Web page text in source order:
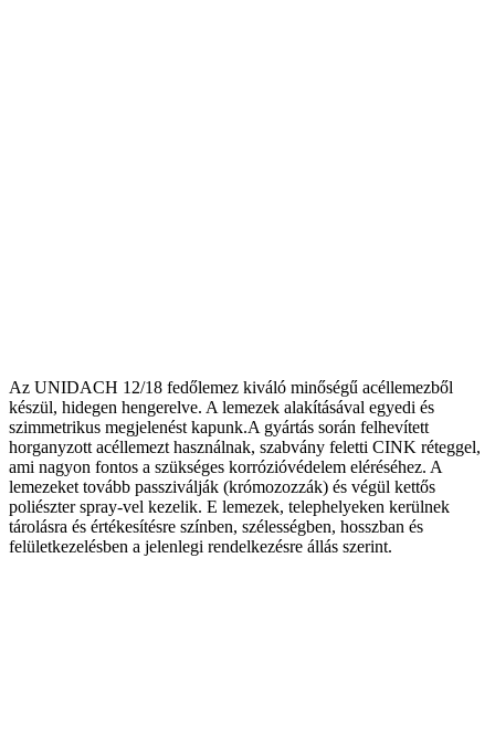
Az UNIDACH 12/18 fedőlemez kiváló minőségű acéllemezből
készül, hidegen hengerelve. A lemezek alakításával egyedi és
szimmetrikus megjelenést kapunk.A gyártás során felhevített
horganyzott acéllemezt használnak, szabvány feletti CINK réteggel,
ami nagyon fontos a szükséges korrózióvédelem eléréséhez. A
lemezeket tovább passziválják (krómozozzák) és végül kettős
poliészter spray-vel kezelik. E lemezek, telephelyeken kerülnek
tárolásra és értékesítésre színben, szélességben, hosszban és
felületkezelésben a jelenlegi rendelkezésre állás szerint.